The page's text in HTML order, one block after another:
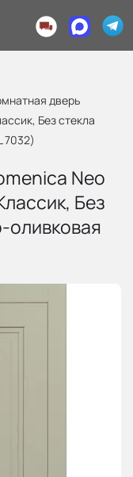
дверь
Без стекла
7032)
Neo
Без
оливковая